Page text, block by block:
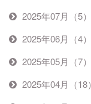
2025年07月（5）
2025年06月（4）
2025年05月（7）
2025年04月（18）